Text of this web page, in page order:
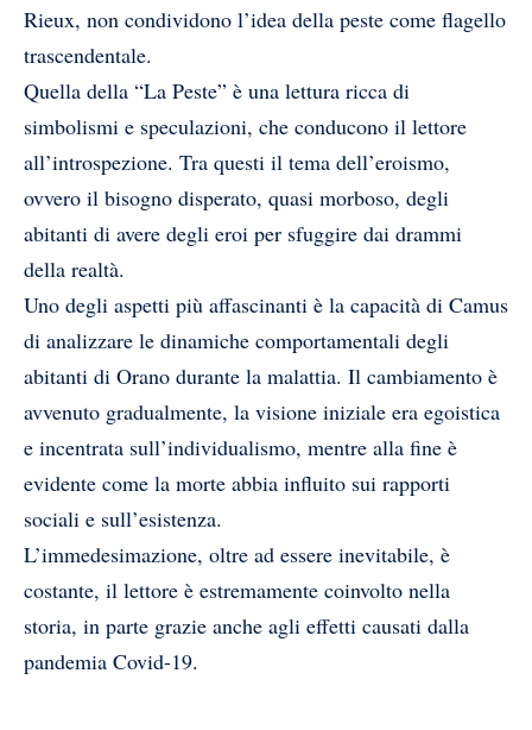
Rieux, non condividono l’idea della peste come flagello
trascendentale.
Quella della “La Peste” è una lettura ricca di
simbolismi e speculazioni, che conducono il lettore
all’introspezione. Tra questi il tema dell’eroismo,
ovvero il bisogno disperato, quasi morboso, degli
abitanti di avere degli eroi per sfuggire dai drammi
della realtà.
Uno degli aspetti più affascinanti è la capacità di Camus
di analizzare le dinamiche comportamentali degli
abitanti di Orano durante la malattia. Il cambiamento è
avvenuto gradualmente, la visione iniziale era egoistica
e incentrata sull’individualismo, mentre alla fine è
evidente come la morte abbia influito sui rapporti
sociali e sull’esistenza.
L’immedesimazione, oltre ad essere inevitabile, è
costante, il lettore è estremamente coinvolto nella
storia, in parte grazie anche agli effetti causati dalla
pandemia Covid-19.